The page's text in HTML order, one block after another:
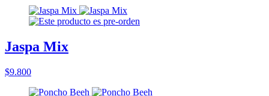
Jaspa Mix
$9.800